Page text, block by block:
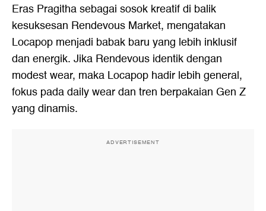
Eras Pragitha sebagai sosok kreatif di balik
kesuksesan Rendevous Market, mengatakan
Locapop menjadi babak baru yang lebih inklusif
dan energik. Jika Rendevous identik dengan
modest wear, maka Locapop hadir lebih general,
fokus pada daily wear dan tren berpakaian Gen Z
yang dinamis.
ADVERTISEMENT